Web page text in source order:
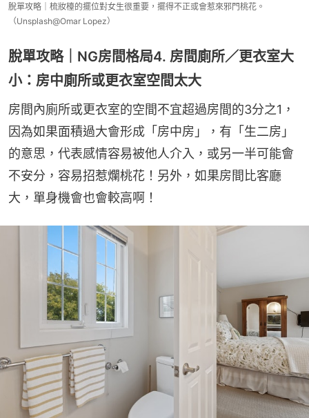
脫單攻略｜梳妝檯的擺位對女生很重要，擺得不正或會惹來邪門桃花。
（Unsplash@Omar Lopez）
脫單攻略｜NG房間格局4. 房間廁所／更衣室大
小：房中廁所或更衣室空間太大
房間內廁所或更衣室的空間不宜超過房間的3分之1，
因為如果面積過大會形成「房中房」，有「生二房」
的意思，代表感情容易被他人介入，或另一半可能會
不安分，容易招惹爛桃花！另外，如果房間比客廳
大，單身機會也會較高啊！